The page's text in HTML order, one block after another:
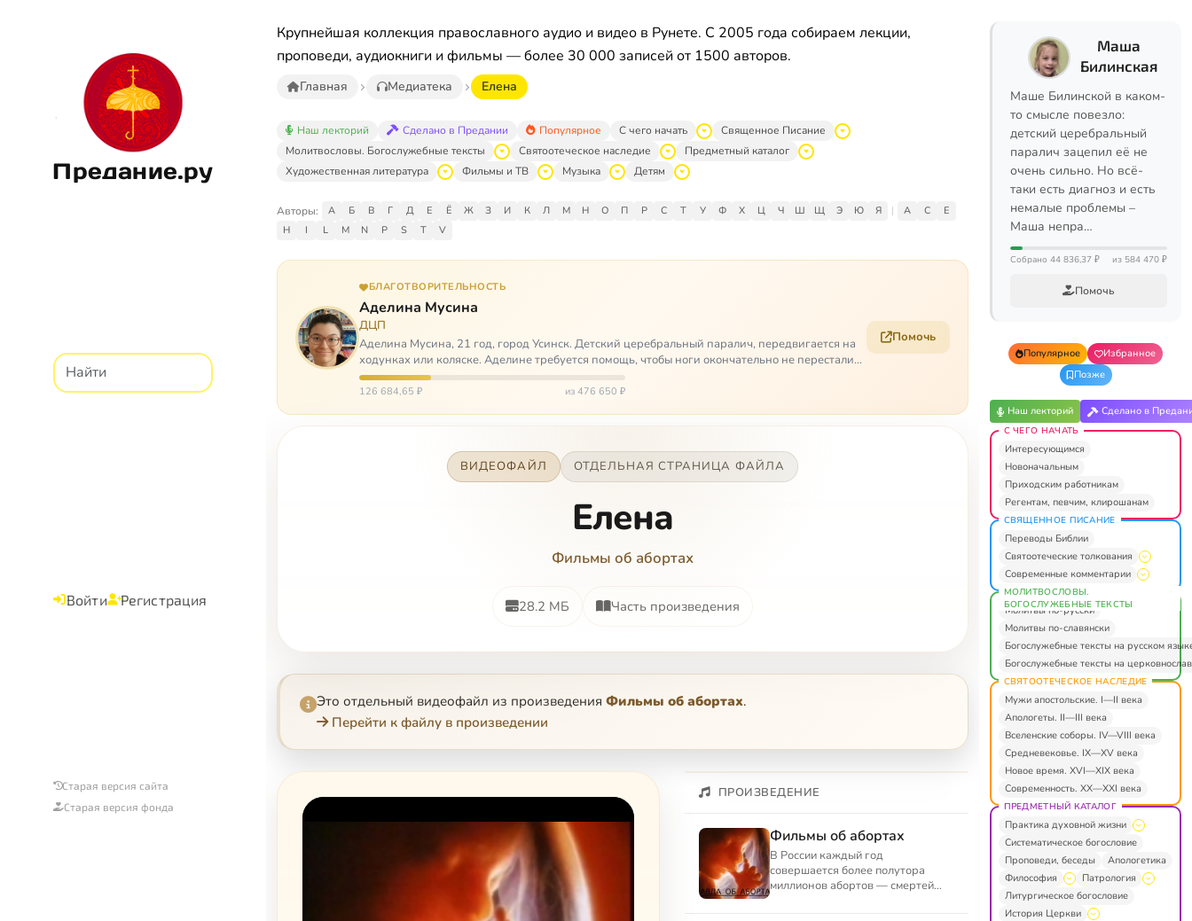
Предание.ру
Войти Регистрация
Старая версия сайта
Старая версия фонда
Крупнейшая коллекция православного аудио и видео в Рунете. С 2005 года собираем лекции,
проповеди, аудиокниги и фильмы — более 30 000 записей от 1500 авторов.
Главная Медиатека Елена
Наш лекторий Сделано в Предании Популярное С чего начать
Священное Писание
Молитвословы. Богослужебные тексты
Святоотеческое наследие
Предметный каталог
Художественная литература
Фильмы и ТВ Музыка Детям
Авторы: А Б В Г Д Е Ё Ж З И К Л М Н О П Р С Т У Ф Х Ц Ч Ш Щ Э Ю Я | A C
E
H
I L M N P S T V
БЛАГОТВОРИТЕЛЬНОСТЬ
Аделина Мусина
ДЦП
Аделина Мусина, 21 год, город Усинск. Детский церебральный паралич, передвигается на
ходунках или коляске. Аделине требуется помощь, чтобы ноги окончательно не перестали
слушаться…
126 684,65 ₽ из 476 650 ₽
Помочь
ВИДЕОФАЙЛ ОТДЕЛЬНАЯ СТРАНИЦА ФАЙЛА
Елена
Фильмы об абортах
28.2 МБ Часть произведения
Это отдельный видеофайл из произведения Фильмы об абортах.
Перейти к файлу в произведении
ПРОИЗВЕДЕНИЕ
Фильмы об абортах
В России каждый год
совершается более полутора
миллионов абортов — смертей
Маша
Билинская
Маше Билинской в каком-
то смысле повезло:
детский церебральный
паралич зацепил её не
очень сильно. Но всё-
таки есть диагноз и есть
немалые проблемы –
Маша непра…
Собрано 44 836,37 ₽ из 584 470 ₽
Помочь
Популярное
Избранное
Позже
Наш лекторий Сделано в
С ЧЕГО НАЧАТЬ
Интересующимся
Новоначальным
Приходским работникам
Регентам, певчим, клирошанам
СВЯЩЕННОЕ ПИСАНИЕ
Переводы Библии
Святоотеческие толкования
Современные комментарии
МОЛИТВОСЛОВЫ.
БОГОСЛУЖЕБНЫЕ ТЕКСТЫ
Молитвы по-русски
Молитвы по-славянски
Богослужебные тексты на русском
Богослужебные тексты на
СВЯТООТЕЧЕСКОЕ НАСЛЕДИЕ
Мужи апостольские. I—II века
Апологеты. II—III века
Вселенские соборы. IV—VIII века
Средневековье. IX—XV века
Новое время. XVI—XIX века
Современность. XX—XXI века
ПРЕДМЕТНЫЙ КАТАЛОГ
Практика духовной жизни
Систематическое богословие
Проповеди, беседы
Апологетика
Философия
Патрология
Литургическое богословие
История Церкви